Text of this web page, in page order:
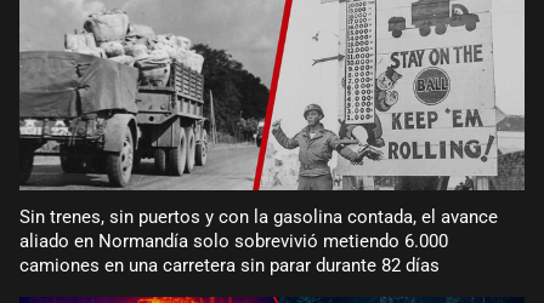
Sin trenes, sin puertos y con la gasolina contada, el avance
aliado en Normandía solo sobrevivió metiendo 6.000
camiones en una carretera sin parar durante 82 días